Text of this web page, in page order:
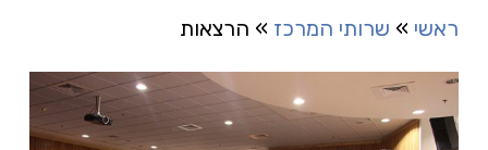
ראשי » שרותי המרכז » הרצאות